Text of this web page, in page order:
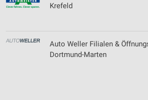
Krefeld
Auto Weller Filialen &
Dortmund-Marten